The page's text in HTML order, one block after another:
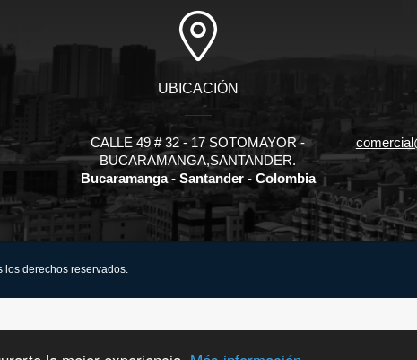
UBICACIÓN
CALLE 49 # 32 - 17 SOTOMAYOR -
BUCARAMANGA,SANTANDER.
Bucaramanga - Santander - Colombia
los derechos reservados.